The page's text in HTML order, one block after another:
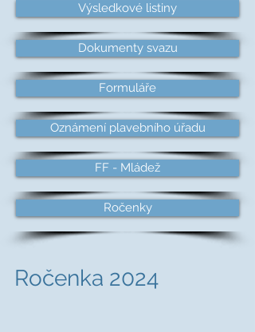
Výsledkové listiny
Dokumenty svazu
Formuláře
Oznámení plavebního úřadu
FF - Mládež
Ročenky
Ročenka 2024